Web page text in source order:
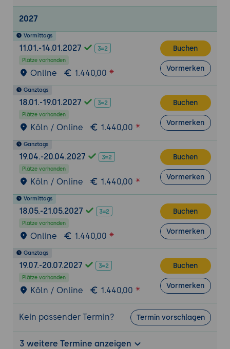
Practices
Standardeinstellungen für
Einschreibungen festlegen
Kurse und Kursbereiche verwalten
organisieren
Kurse sichern, wiederherstellen und
übertragen
Voreinstellungen und
Standardeinstellungen für Kurse
Moodle mit Plugins erweitern
Übersicht der Moodle Standard-Plugins:
Das Moodle Plugin-Repository
Plugins bewerten: Qualität, Wartung,
Plugins installieren, konfigurieren und
aktualisieren
Nützliche Plugin-Empfehlungen für
verschiedene Szenarien
Integration und Erweiterung
Externe Tools einbinden (LTI):
Kollaborationstools und
2027
Vormittags
11.01.-14.01.2027
Plätze vorhanden
Online 1.440,00
Buchen
Vormerken
Ganztags
18.01.-19.01.2027
Plätze vorhanden
Köln / Online 1.440,00
Buchen
Vormerken
Ganztags
19.04.-20.04.2027
Plätze vorhanden
Köln / Online 1.440,00
Buchen
Vormerken
Vormittags
18.05.-21.05.2027
Plätze vorhanden
Online 1.440,00
Buchen
Vormerken
Ganztags
19.07.-20.07.2027
Plätze vorhanden
Köln / Online 1.440,00
Buchen
Vormerken
Kein passender Termin? Termin vorschlagen
3 weitere Termine anzeigen